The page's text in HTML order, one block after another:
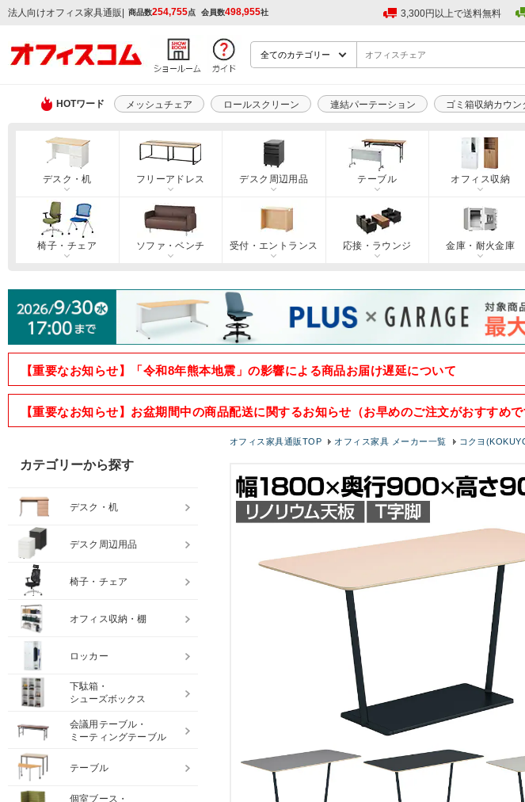
法人向けオフィス家具通販 | 商品数254,755点 会員数498,955社 3,300円以上で送料無料
HOTワード メッシュチェア ロールスクリーン 連結パーテーション ゴミ箱収納カウン
デスク・机 フリーアドレス デスク周辺用品 テーブル オフィス収納
椅子・チェア ソファ・ベンチ 受付・エントランス 応接・ラウンジ 金庫・耐火金庫
【重要なお知らせ】「令和8年熊本地震」の影響による商品お届け遅延について
【重要なお知らせ】お盆期間中の商品配送に関するお知らせ（お早めのご注文がおすすめで
オフィス家具通販TOP オフィス家具 メーカー一覧 コクヨ
カテゴリーから探す
デスク・机
デスク周辺用品
椅子・チェア
オフィス収納・棚
ロッカー
下駄箱・
シューズボックス
会議用テーブル・
ミーティングテーブル
テーブル
個室ブース・